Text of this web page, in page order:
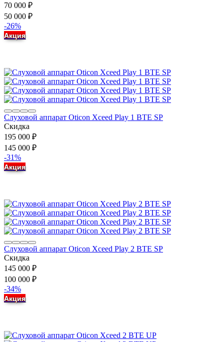
70 000 ₽
50 000 ₽
-26%
Акция
Слуховой аппарат Oticon Xceed Play 1 BTE SP
Скидка
195 000 ₽
145 000 ₽
-31%
Акция
Слуховой аппарат Oticon Xceed Play 2 BTE SP
Скидка
145 000 ₽
100 000 ₽
-34%
Акция